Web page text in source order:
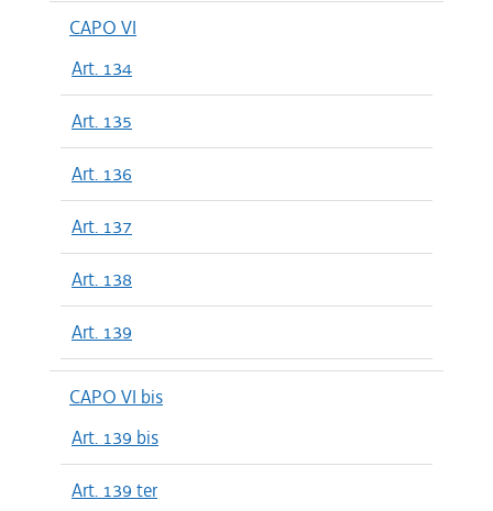
CAPO VI
Art. 134
Art. 135
Art. 136
Art. 137
Art. 138
Art. 139
CAPO VI bis
Art. 139 bis
Art. 139 ter